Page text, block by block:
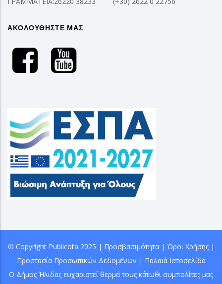
ΑΚΟΛΟΥΘΗΣΤΕ ΜΑΣ
© Copyright Publicota 2025 | Προσβασιμότητα| Όροι Χρήσης|
Προστασία Προσωπικών Δεδομένων | Παλαιά Ιστοσελίδα
Ο Δήμος Ήλιδας ευχαριστεί θερμά τους κάτωθι συμπολίτες μας